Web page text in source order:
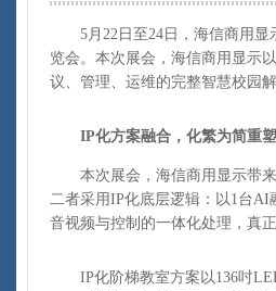
5月22日至24日，海信商用显
览会。本次展会，海信商用显示
议、管理、运维的完整智慧校园
IP化方案融合，化繁为简重
本次展会，海信商用显示带来
二者采用IP化底层逻辑：以1台
音视频与控制的一体化处理，真正
IP化阶梯教室方案以136吋